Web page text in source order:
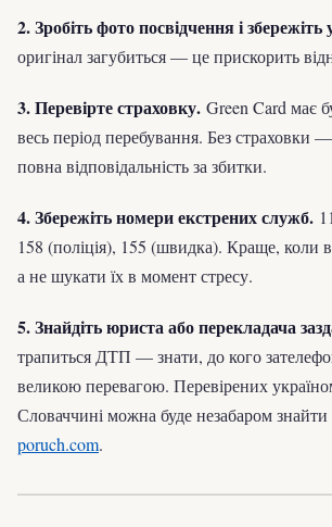
2. Зробіть фото посвідчення і збережіть
оригінал загубиться — це прискорить
3. Перевірте страховку. Green Card має
весь період перебування. Без страховки
повна відповідальність за збитки.
4. Збережіть номери екстрених служб.
158 (поліція), 155 (швидка). Краще, коли
а не шукати їх в момент стресу.
5. Знайдіть юриста або перекладача
трапиться ДТП — знати, до кого
великою перевагою. Перевірених
Словаччині можна буде незабаром знайти
poruch.com.